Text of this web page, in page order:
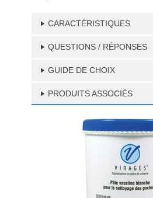
CARACTÉRISTIQUES
QUESTIONS / RÉPONSES
GUIDE DE CHOIX
PRODUITS ASSOCIÉS